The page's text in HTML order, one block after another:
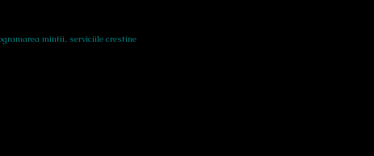
mintii, serviciile crestine